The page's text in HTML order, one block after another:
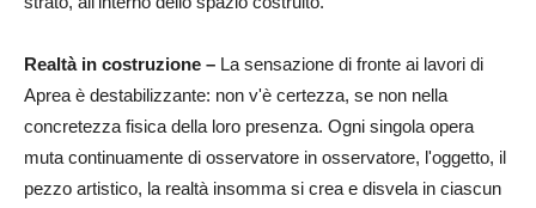
Realtà in costruzione – La sensazione di fronte ai lavori di
Aprea è destabilizzante: non v'è certezza, se non nella
concretezza fisica della loro presenza. Ogni singola opera
muta continuamente di osservatore in osservatore, l'oggetto, il
pezzo artistico, la realtà insomma si crea e disvela in ciascun